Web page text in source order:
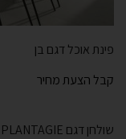
פינת אוכל דגם בן
קבל הצעת מחיר
שולחן דגם CARVE ROUND BERT PLANTAGIE